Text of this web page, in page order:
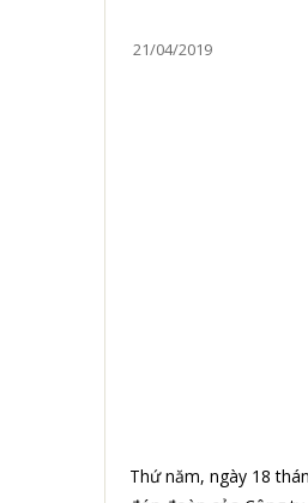
21/04/2019
Thứ năm, ngày 18